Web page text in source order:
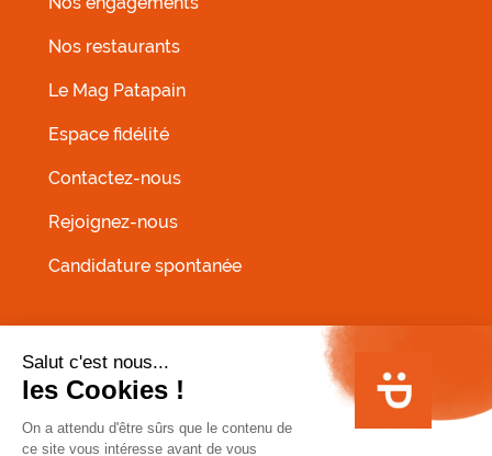
Nos restaurants
Le Mag Patapain
Espace fidélité
Contactez-nous
Rejoignez-nous
Candidature spontanée
MENU PIED DE PAGE
Conditions Générales de Vente
Infos allergènes